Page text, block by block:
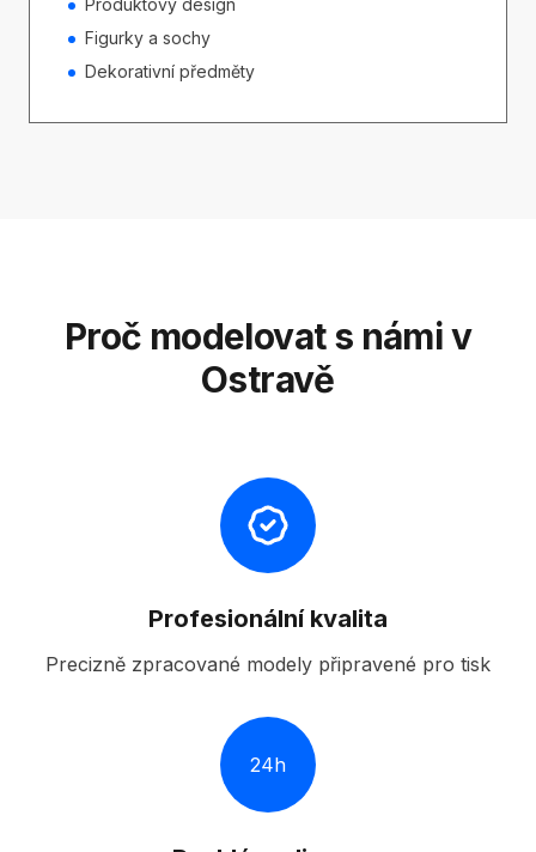
Produktový design
Figurky a sochy
Dekorativní předměty
Proč modelovat s námi v
Ostravě
Profesionální kvalita
Precizně zpracované modely připravené pro tisk
24h